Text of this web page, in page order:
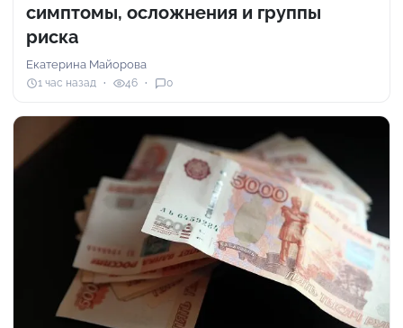
симптомы, осложнения и группы
риска
Екатерина Майорова
1 час назад 46 0